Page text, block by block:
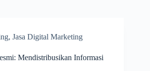
, Jasa Digital Marketing
Mendistribusikan Informasi